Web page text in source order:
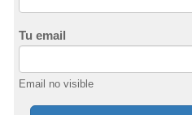
Tu email
Email no visible